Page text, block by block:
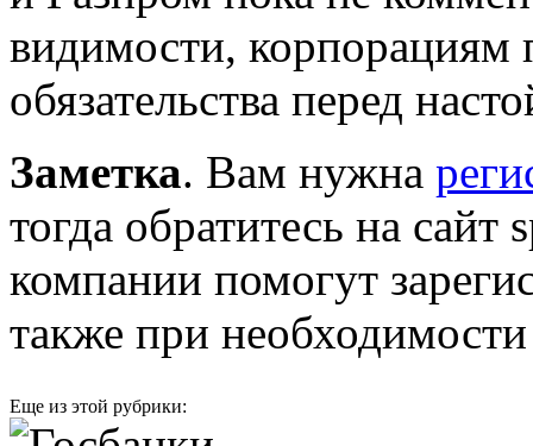
видимости, корпорациям
обязательства перед
Заметка. Вам нужна
тогда обратитесь на
компании помогут
также при
Еще из этой рубрики: